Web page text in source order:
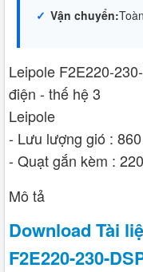
Vận chuyển:
Leipole F2E220-
điện - thế hệ 3
Leipole
- Lưu lượng gió :
- Quạt gắn kèm :
Mô tả
Download Tài
F2E220-230-